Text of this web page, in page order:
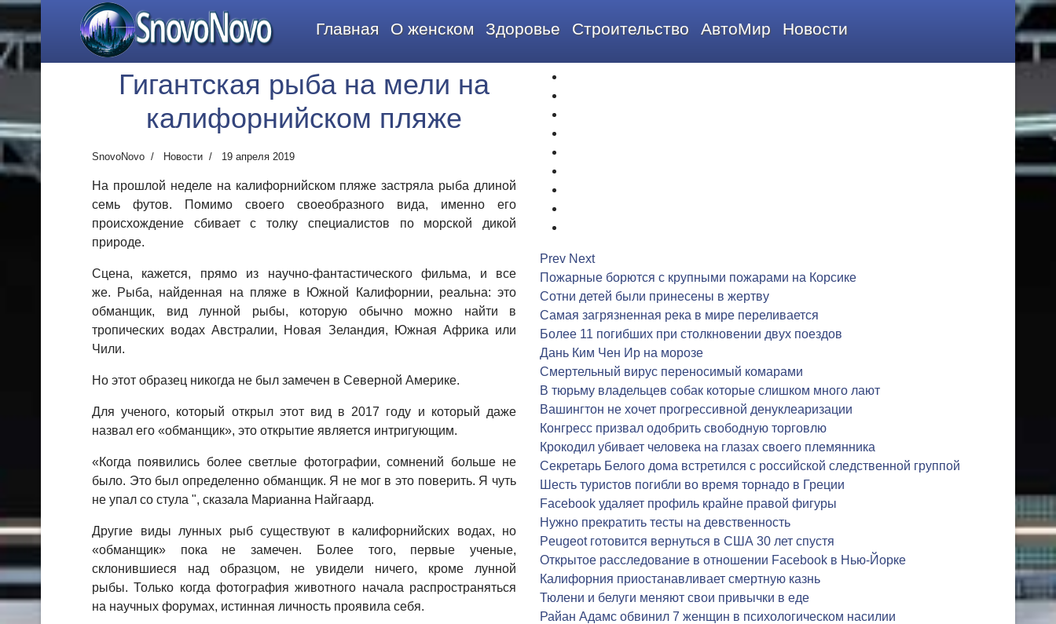
SnovoNovo Главная О женском Здоровье Строительство АвтоМир Новости
Гигантская рыба на мели на
калифорнийском пляже
SnovoNovo Новости 19 апреля 2019
На прошлой неделе на калифорнийском пляже застряла рыба длиной
семь футов. Помимо своего своеобразного вида, именно его
происхождение сбивает с толку специалистов по морской дикой
природе.
Сцена, кажется, прямо из научно-фантастического фильма, и все
же. Рыба, найденная на пляже в Южной Калифорнии, реальна: это
обманщик, вид лунной рыбы, которую обычно можно найти в
тропических водах Австралии, Новая Зеландия, Южная Африка или
Чили.
Но этот образец никогда не был замечен в Северной Америке.
Для ученого, который открыл этот вид в 2017 году и который даже
назвал его «обманщик», это открытие является интригующим.
«Когда появились более светлые фотографии, сомнений больше не
было. Это был определенно обманщик. Я не мог в это поверить. Я чуть
не упал со стула ", сказала Марианна Найгаард.
Другие виды лунных рыб существуют в калифорнийских водах, но
«обманщик» пока не замечен. Более того, первые ученые,
склонившиеся над образцом, не увидели ничего, кроме лунной
рыбы. Только когда фотография животного начала распространяться
на научных форумах, истинная личность проявила себя.
Prev Next
Пожарные борются с крупными пожарами на Корсике
Сотни детей были принесены в жертву
Самая загрязненная река в мире переливается
Более 11 погибших при столкновении двух поездов
Дань Ким Чен Ир на морозе
Смертельный вирус переносимый комарами
В тюрьму владельцев собак которые слишком много лают
Вашингтон не хочет прогрессивной денуклеаризации
Конгресс призвал одобрить свободную торговлю
Крокодил убивает человека на глазах своего племянника
Секретарь Белого дома встретился с российской следственной группой
Шесть туристов погибли во время торнадо в Греции
Facebook удаляет профиль крайне правой фигуры
Нужно прекратить тесты на девственность
Peugeot готовится вернуться в США 30 лет спустя
Открытое расследование в отношении Facebook в Нью-Йорке
Калифорния приостанавливает смертную казнь
Тюлени и белуги меняют свои привычки в еде
Райан Адамс обвинил 7 женщин в психологическом насилии